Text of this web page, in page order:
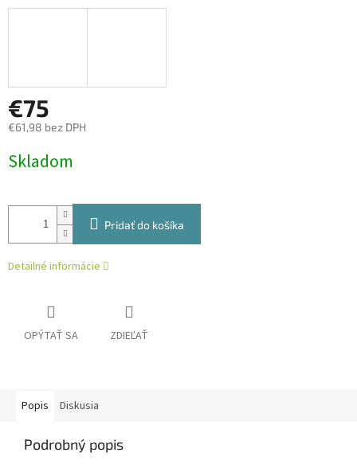
€75
€61,98 bez DPH
cena:
Skladom
Pridať do košíka
Detailné informácie
OPÝTAŤ SA ZDIEĽAŤ
Popis Diskusia
Podrobný popis